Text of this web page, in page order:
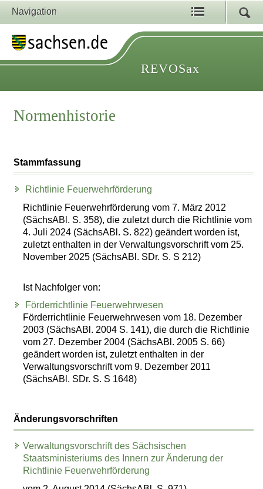
Navigation
REVOSax
Normenhistorie
Stammfassung
Richtlinie Feuerwehrförderung
Richtlinie Feuerwehrförderung vom 7. März 2012
(SächsABl. S. 358), die zuletzt durch die Richtlinie vom
4. Juli 2024 (SächsABl. S. 822) geändert worden ist,
zuletzt enthalten in der Verwaltungsvorschrift vom 25.
November 2025 (SächsABl. SDr. S. S 212)
Ist Nachfolger von:
Förderrichtlinie Feuerwehrwesen
Förderrichtlinie Feuerwehrwesen vom 18. Dezember
2003 (SächsABl. 2004 S. 141), die durch die Richtlinie
vom 27. Dezember 2004 (SächsABl. 2005 S. 66)
geändert worden ist, zuletzt enthalten in der
Verwaltungsvorschrift vom 9. Dezember 2011
(SächsABl. SDr. S. S 1648)
Änderungsvorschriften
Verwaltungsvorschrift des Sächsischen
Staatsministeriums des Innern zur Änderung der
Richtlinie Feuerwehrförderung